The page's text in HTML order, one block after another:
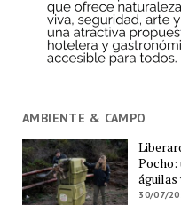
AMBIENTE & CAMPO
Pocho:
30/07/